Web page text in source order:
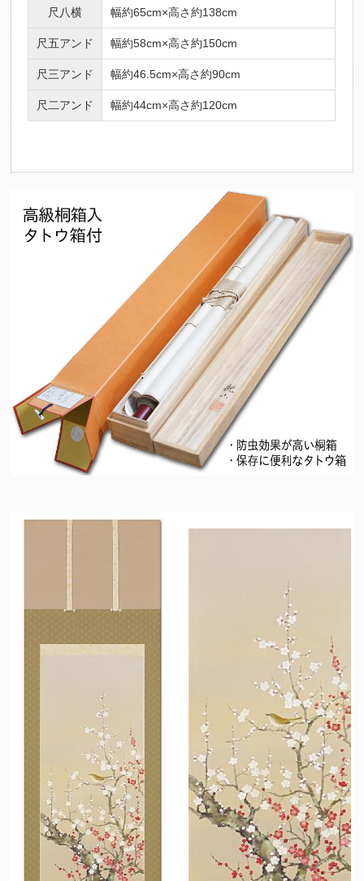
尺八横 幅約65cm×高さ約138cm
尺五アンド 幅約58cm×高さ約150cm
尺三アンド 幅約46.5cm×高さ約90cm
尺二アンド 幅約44cm×高さ約120cm